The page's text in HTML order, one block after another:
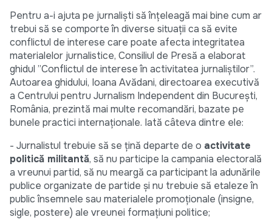
Pentru a-i ajuta pe jurnaliști să înțeleagă mai bine cum ar
trebui să se comporte în diverse situații ca să evite
conflictul de interese care poate afecta integritatea
materialelor jurnalistice, Consiliul de Presă a elaborat
ghidul ”Conflictul de interese în activitatea jurnaliștilor”.
Autoarea ghidului, Ioana Avădani, directoarea executivă
a Centrului pentru Jurnalism Independent din București,
România, prezintă mai multe recomandări, bazate pe
bunele practici internaționale. Iată câteva dintre ele:
- Jurnalistul trebuie să se ţină departe de o activitate
politică militantă, să nu participe la campania electorală
a vreunui partid, să nu meargă ca participant la adunările
publice organizate de partide și nu trebuie să etaleze în
public însemnele sau materialele promoţionale (insigne,
sigle, postere) ale vreunei formaţiuni politice;